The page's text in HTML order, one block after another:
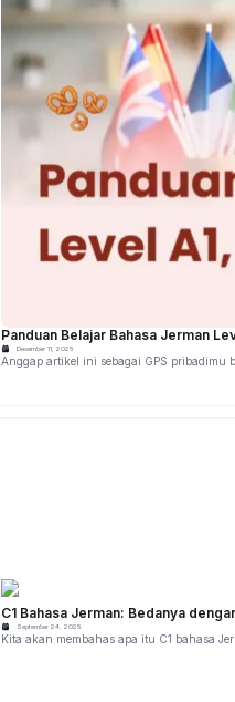
Panduan Belajar Bahasa Jerman
Desember 11, 2025
Anggap artikel ini sebagai GPS pribadimu
C1 Bahasa Jerman: Bedanya
September 24, 2025
Kita akan membahas apa itu C1 bahasa